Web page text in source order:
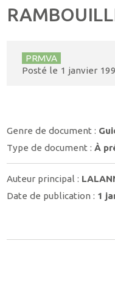
PRMVA
Posté le 1 janvier
Genre de document :
Type de document :À
Auteur principal :
Date de publication : 1